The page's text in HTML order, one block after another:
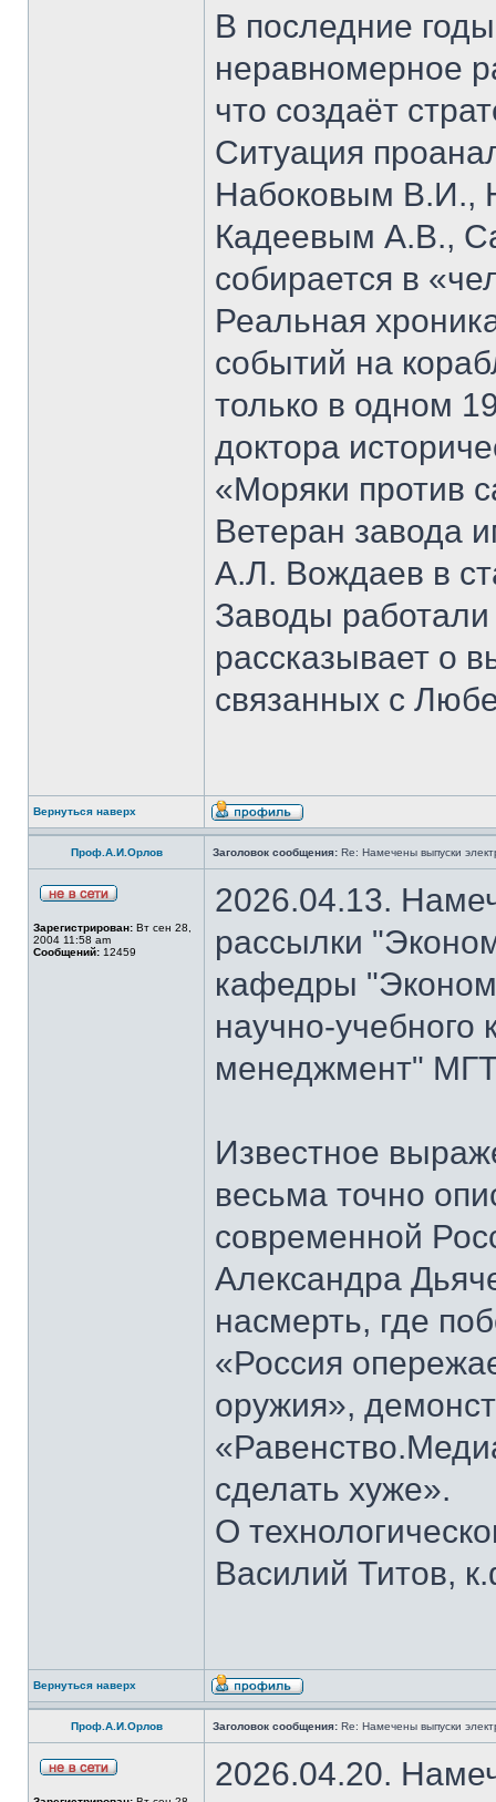
В последние
неравномерное
что создаёт
Ситуация
Набоковым В.И.,
Кадеевым А.В.,
собирается в
Реальная
событий на
только в одном
доктора
«Моряки против
Ветеран завода
А.Л. Вождаев в
Заводы
рассказывает о
связанных с
Вернуться наверх
Проф.А.И.Орлов Заголовок сообщения: Re: Намечены выпуски
Зарегистрирован: Вт сен 28,
2004 11:58 am
Сообщений: 12459
2026.04.13.
рассылки
кафедры
научно-
менеджмент"
Известное
весьма точно
современной
Александра
насмерть, где
«Россия
оружия»,
сделать хуже».
О
Василий Титов,
Вернуться наверх
Проф.А.И.Орлов Заголовок сообщения: Re: Намечены выпуски
2026.04.20.